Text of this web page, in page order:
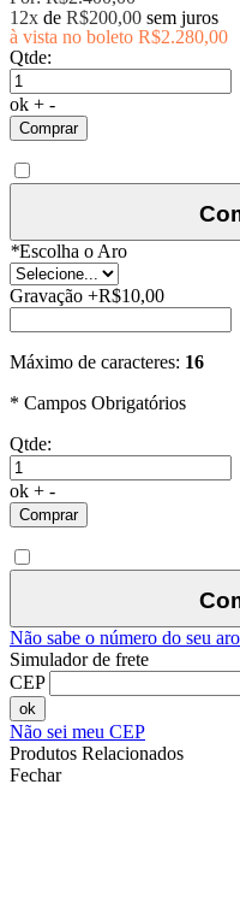
12x de R$200,00 sem juros
à vista no boleto R$2.280,00
Qtde:
ok + -
Comprar
*Escolha o Aro
Gravação +R$10,00
Máximo de caracteres: 16
* Campos Obrigatórios
Qtde:
ok + -
Comprar
Não sabe o número do seu
Simulador de frete
CEP
ok
Não sei meu CEP
Produtos Relacionados
Fechar